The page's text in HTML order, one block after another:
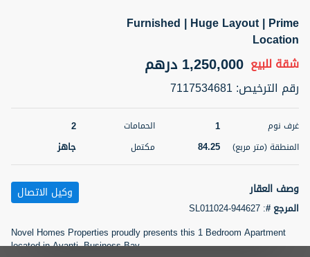
2BR Golf, Pool & Villa View | 3 Bathrooms | 1,274.77 Sq
Ft | Ellington House II
شقة للبيع 4,100,000 درهم
22
2
3
مربع)
118.34
المعروض
غير مفروش /ة
اسم الوسيط
TATIANA VEBER
رقم الوسيط
5 أشهر +
Furnished | Huge Layout | Prime
Location
شقة للبيع 1,250,000 درهم
رقم الترخيص:
7117534681
غرف نوم 1 الحمامات 2
المنطقة (متر مربع) 84.25 مكتمل جاهز
وصف العقار
المرجع #:
SL011024-944627
وكيل الاتصال
Novel Homes Properties proudly presents this 1 Bedroom Apartment
located in Avanti, Business Bay.
تصفية